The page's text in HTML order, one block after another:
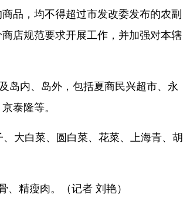
品，均不得超过市发改委发布的农副
店规范要求开展工作，并加强对本辖
内、岛外，包括夏商民兴超市、永
泰隆等。
大白菜、圆白菜、花菜、上海青、胡
精瘦肉。（记者 刘艳）